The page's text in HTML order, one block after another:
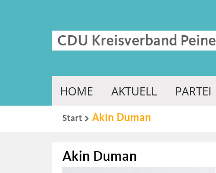
HOME AKTUELL PARTEI
CDU Kreisverband Peine
Start Akin Duman
Akin Duman